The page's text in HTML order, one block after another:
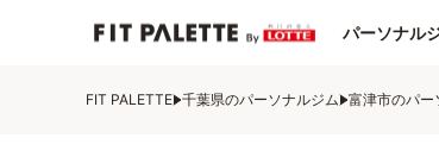
パーソナル
FIT PALETTE 千葉県のパーソナルジム 富津市のパー